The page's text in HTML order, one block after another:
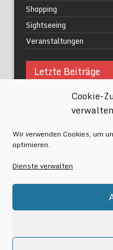
Cookie-
verwalten
Wir verwenden Cookies, um
optimieren.
Dienste verwalten
Shopping
Sightseeing
Veranstaltungen
Letzte Beiträge
Was macht urbane
Grüne Oasen in Berlin
Festival of Lights Berlin
Gesund schlafen im
WordPress.org